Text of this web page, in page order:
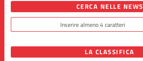
CERCA NELLE NEWS
LA CLASSIFICA